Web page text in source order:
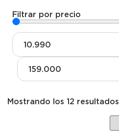
Filtrar por precio
Mostrando los 12 resultados